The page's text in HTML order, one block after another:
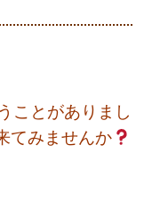
ことがありまし
てみませんか